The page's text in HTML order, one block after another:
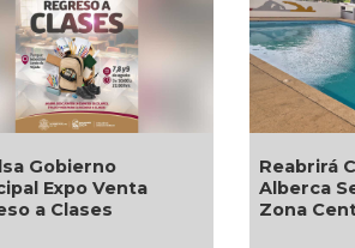
Gobierno
Expo Venta
a Clases
Reabrirá
Alberca
Zona